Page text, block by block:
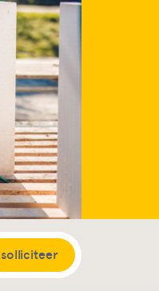
solliciteer